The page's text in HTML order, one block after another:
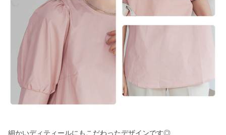
細かいディティールにもこだわったデザインです◎